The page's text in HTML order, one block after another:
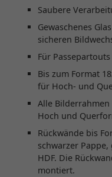
Saubere
Gewaschenes
sicheren
Für
Bis zum Format
für Hoch- und
Alle
Hoch und
Rückwände bis
schwarzer
HDF. Die
montiert.